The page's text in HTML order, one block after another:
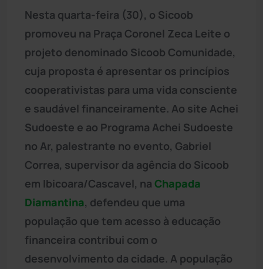
Nesta quarta-feira (30), o Sicoob
promoveu na Praça Coronel Zeca Leite o
projeto denominado Sicoob Comunidade,
cuja proposta é apresentar os princípios
cooperativistas para uma vida consciente
e saudável financeiramente. Ao site Achei
Sudoeste e ao Programa Achei Sudoeste
no Ar, palestrante no evento, Gabriel
Correa, supervisor da agência do Sicoob
em Ibicoara/Cascavel, na Chapada
Diamantina, defendeu que uma
população que tem acesso à educação
financeira contribui com o
desenvolvimento da cidade. A população